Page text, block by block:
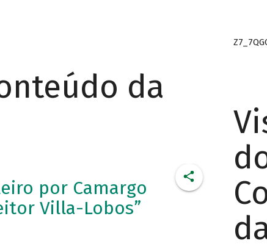
da
por Camargo
Villa-Lobos”